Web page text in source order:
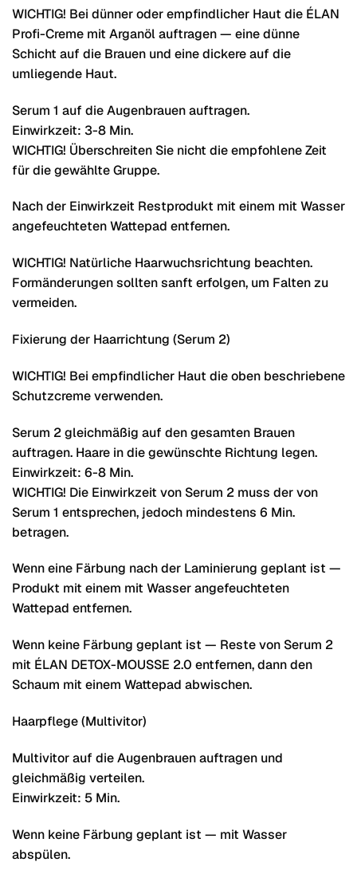
WICHTIG! Bei dünner oder empfindlicher Haut die ÉLAN
Profi-Creme mit Arganöl auftragen — eine dünne
Schicht auf die Brauen und eine dickere auf die
umliegende Haut.
Serum 1 auf die Augenbrauen auftragen.
Einwirkzeit: 3-8 Min.
WICHTIG! Überschreiten Sie nicht die empfohlene Zeit
für die gewählte Gruppe.
Nach der Einwirkzeit Restprodukt mit einem mit Wasser
angefeuchteten Wattepad entfernen.
WICHTIG! Natürliche Haarwuchsrichtung beachten.
Formänderungen sollten sanft erfolgen, um Falten zu
vermeiden.
Fixierung der Haarrichtung (Serum 2)
WICHTIG! Bei empfindlicher Haut die oben beschriebene
Schutzcreme verwenden.
Serum 2 gleichmäßig auf den gesamten Brauen
auftragen. Haare in die gewünschte Richtung legen.
Einwirkzeit: 6-8 Min.
WICHTIG! Die Einwirkzeit von Serum 2 muss der von
Serum 1 entsprechen, jedoch mindestens 6 Min.
betragen.
Wenn eine Färbung nach der Laminierung geplant ist —
Produkt mit einem mit Wasser angefeuchteten
Wattepad entfernen.
Wenn keine Färbung geplant ist — Reste von Serum 2
mit ÉLAN DETOX-MOUSSE 2.0 entfernen, dann den
Schaum mit einem Wattepad abwischen.
Haarpflege (Multivitor)
Multivitor auf die Augenbrauen auftragen und
gleichmäßig verteilen.
Einwirkzeit: 5 Min.
Wenn keine Färbung geplant ist — mit Wasser
abspülen.